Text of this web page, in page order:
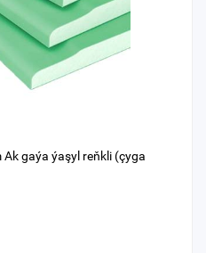
gaýa ýaşyl reňkli (çyga